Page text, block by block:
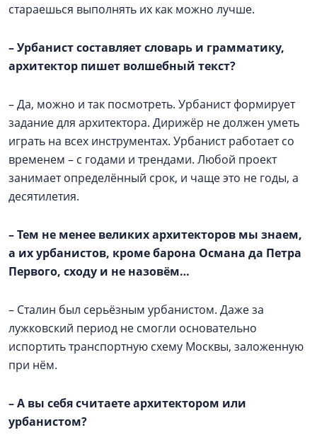
стараешься выполнять их как можно лучше.
–Урбанист составляет словарь и грамматику,
архитектор пишет волшебный текст?
– Да, можно и так посмотреть. Урбанист формирует
задание для архитектора. Дирижёр не должен уметь
играть на всех инструментах. Урбанист работает со
временем – с годами и трендами. Любой проект
занимает определённый срок, и чаще это не годы, а
десятилетия.
–Тем не менее великих архитекторов мы знаем,
а их урбанистов, кроме барона Османа да Петра
Первого, сходу и не назовём…
– Сталин был серьёзным урбанистом. Даже за
лужковский период не смогли основательно
испортить транспортную схему Москвы, заложенную
при нём.
–А вы себя считаете архитектором или
урбанистом?